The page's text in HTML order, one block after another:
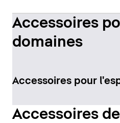
Accessoires
domaines
Accessoires pour
Accessoires